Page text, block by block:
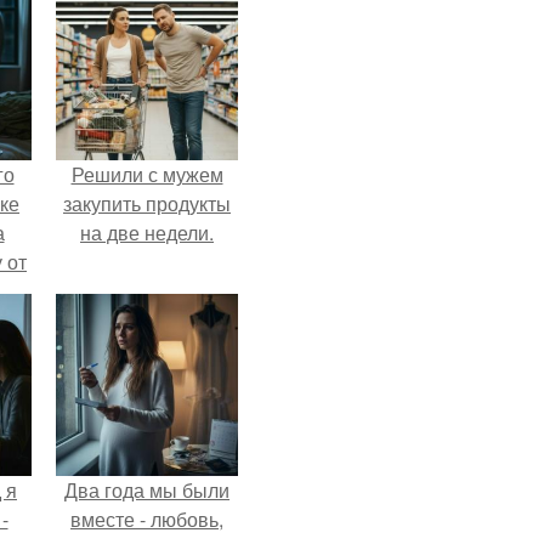
от
Решили с мужем
закупить продукты
на две недели.
я
Два года мы были
вместе - любовь,